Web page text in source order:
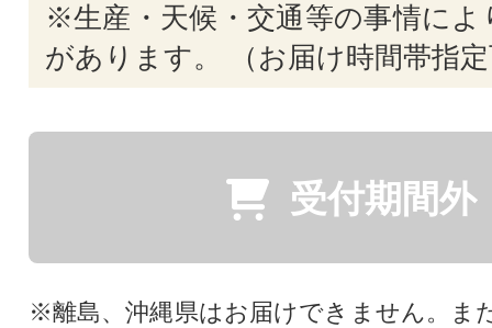
※生産・天候・交通等の事情によ
があります。 （お届け時間帯指
受付期間外
※離島、沖縄県はお届けできません。ま